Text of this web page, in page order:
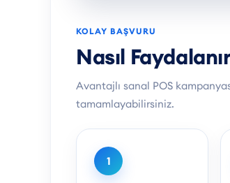
KOLAY BAŞVURU
Nasıl
Avantajlı sanal POS
tamamlayabilirsiniz.
1